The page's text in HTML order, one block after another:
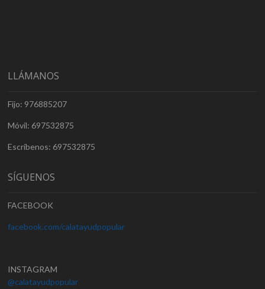
LLÁMANOS
Fijo: 976885207
Móvil: 697532875
Escríbenos: 697532875
SÍGUENOS
FACEBOOK
facebook.com/calatayudpopular
INSTAGRAM
@calatayudpopular